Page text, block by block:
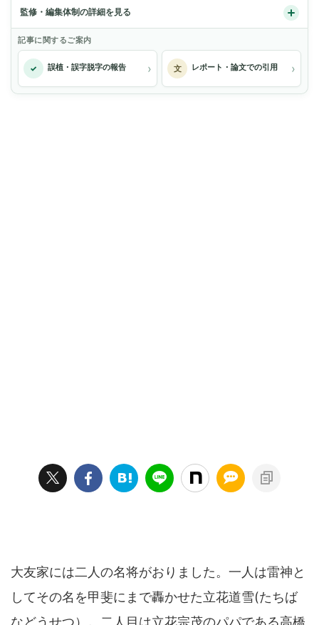
監修・編集体制の詳細を見る
記事に関するご案内
✓ 誤植・誤字脱字の報告 › 文 レポート・論文での引用 ›
大友家には二人の名将がおりました。一人は雷神と
してその名を甲斐にまで轟かせた立花道雪(たちば
などうせつ）。二人目は立花宗茂のパパである高橋